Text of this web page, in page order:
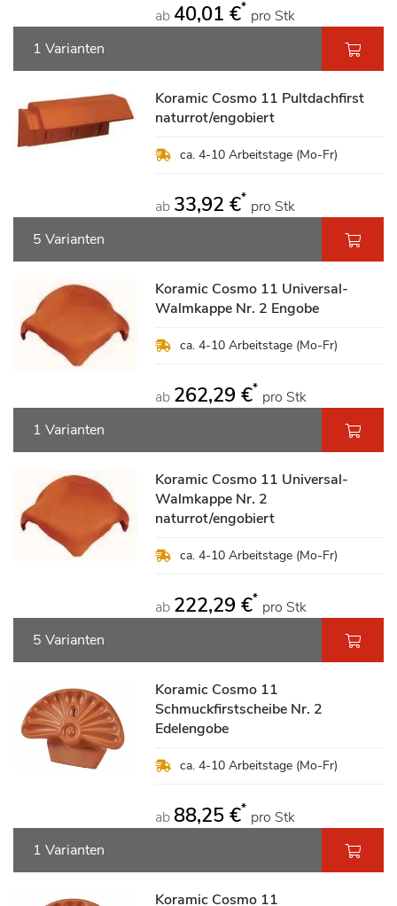
ab 40,01 €* pro Stk
1 Varianten
Koramic Cosmo 11 Pultdachfirst
naturrot/engobiert
ca. 4-10 Arbeitstage (Mo-Fr)
ab 33,92 €* pro Stk
5 Varianten
Koramic Cosmo 11 Universal-
Walmkappe Nr. 2 Engobe
ca. 4-10 Arbeitstage (Mo-Fr)
ab 262,29 €* pro Stk
1 Varianten
Koramic Cosmo 11 Universal-
Walmkappe Nr. 2
naturrot/engobiert
ca. 4-10 Arbeitstage (Mo-Fr)
ab 222,29 €* pro Stk
5 Varianten
Koramic Cosmo 11
Schmuckfirstscheibe Nr. 2
Edelengobe
ca. 4-10 Arbeitstage (Mo-Fr)
ab 88,25 €* pro Stk
1 Varianten
Koramic Cosmo 11